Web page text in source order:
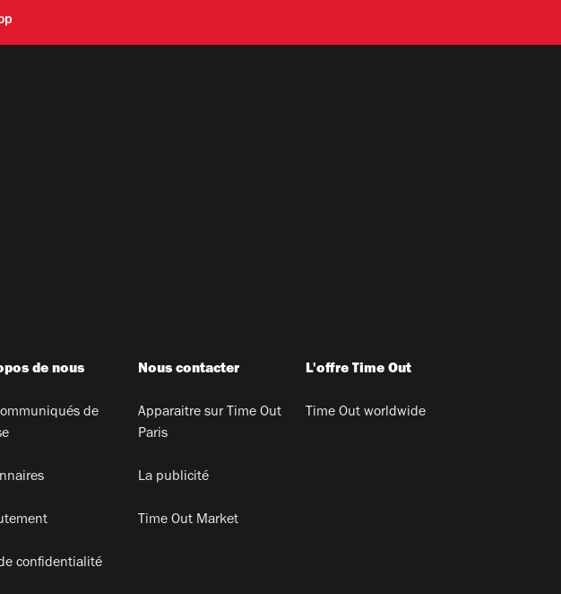
de nous
de
confidentialité
Nous contacter
Apparaitre sur Time Out
Paris
La publicité
Time Out Market
L'offre Time Out
Time Out worldwide